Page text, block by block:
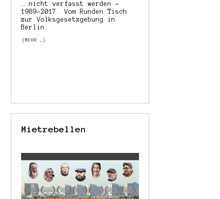
… nicht verfasst werden –
1989–2017. Vom Runden Tisch
zur Volksgesetzgebung in
Berlin.
(MEHR …)
Mietrebellen